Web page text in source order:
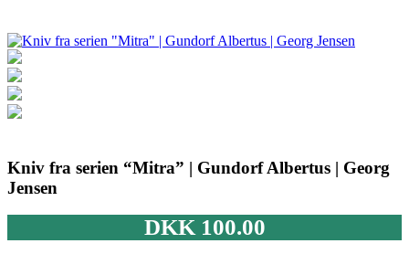
Kniv fra serien “Mitra” | Gundorf Albertus | Georg
Jensen
DKK100.00